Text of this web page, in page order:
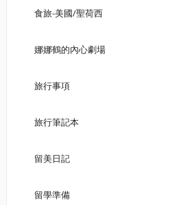
食旅-美國/聖荷西
娜娜鶴的內心劇場
旅行事項
旅行筆記本
留美日記
留學準備